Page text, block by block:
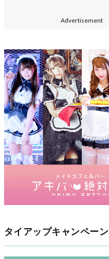
Advertisement
タイアップキャンペーン